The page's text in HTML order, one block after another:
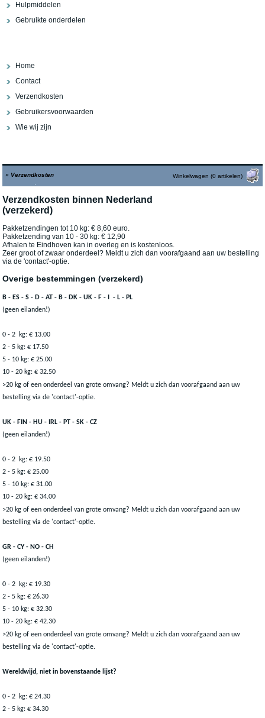
Hulpmiddelen
Gebruikte onderdelen
Home
Contact
Verzendkosten
Gebruikersvoorwaarden
Wie wij zijn
» Verzendkosten Winkelwagen (0 artikelen)
Verzendkosten binnen Nederland
(verzekerd)
Pakketzendingen tot 10 kg: € 8,60 euro.
Pakketzending van 10 - 30 kg: € 12,90
Afhalen te Eindhoven kan in overleg en is kostenloos.
Zeer groot of zwaar onderdeel? Meldt u zich dan voorafgaand aan uw bestelling
via de 'contact'-optie.
Overige bestemmingen (verzekerd)
B - ES - S - D - AT - B - DK - UK - F - I - L - PL
(geen eilanden!)
0 - 2 kg: € 13.00
2 - 5 kg: € 17.50
5 - 10 kg: € 25.00
10 - 20 kg: € 32.50
>20 kg of een onderdeel van grote omvang? Meldt u zich dan voorafgaand aan uw
bestelling via de 'contact'-optie.
UK - FIN - HU - IRL - PT - SK - CZ
(geen eilanden!)
0 - 2 kg: € 19.50
2 - 5 kg: € 25.00
5 - 10 kg: € 31.00
10 - 20 kg: € 34.00
>20 kg of een onderdeel van grote omvang? Meldt u zich dan voorafgaand aan uw
bestelling via de 'contact'-optie.
GR - CY - NO - CH
(geen eilanden!)
0 - 2 kg: € 19.30
2 - 5 kg: € 26.30
5 - 10 kg: € 32.30
10 - 20 kg: € 42.30
>20 kg of een onderdeel van grote omvang? Meldt u zich dan voorafgaand aan uw
bestelling via de 'contact'-optie.
Wereldwijd, niet in bovenstaande lijst?
0 - 2 kg: € 24.30
2 - 5 kg: € 34.30